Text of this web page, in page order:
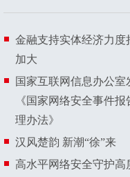
金融支持实体经济力度
加大
国家互联网信息办公室
《国家网络安全事件报
理办法》
汉风楚韵 新潮“徐”来
高水平网络安全守护高